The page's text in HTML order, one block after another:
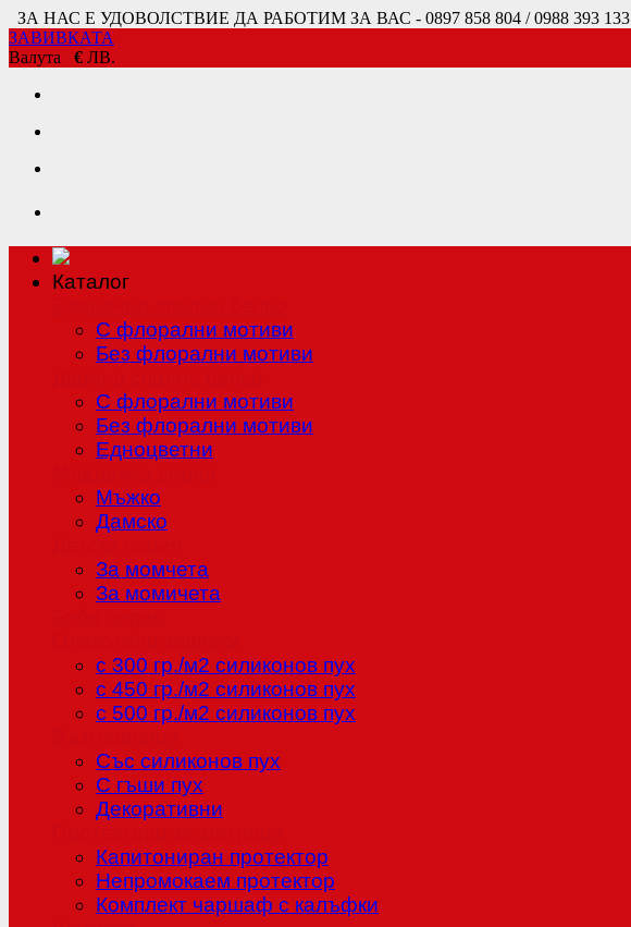
ЗА НАС Е УДОВОЛСТВИЕ ДА РАБОТИМ ЗА ВАС - 0897 858 804 / 0988 393 133
ЗАВИВКАТА
Валута € ЛВ.
Каталог
С флорални мотиви
Без флорални мотиви
С флорални мотиви
Без флорални мотиви
Едноцветни
Мъжко
Дамско
За момчета
За момичета
с 300 гр./м2 силиконов пух
с 450 гр./м2 силиконов пух
с 500 гр./м2 силиконов пух
Със силиконов пух
С гъши пух
Декоративни
Капитониран протектор
Непромокаем протектор
Комплект чаршаф с калъфки